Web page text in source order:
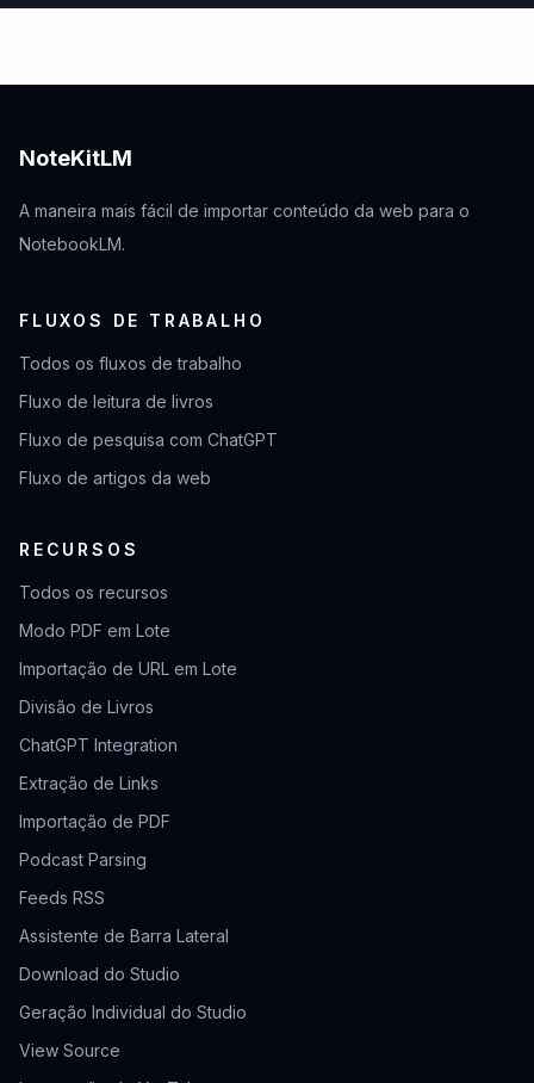
NoteKitLM
A maneira mais fácil de importar conteúdo da web para o
NotebookLM.
FLUXOS DE TRABALHO
Todos os fluxos de trabalho
Fluxo de leitura de livros
Fluxo de pesquisa com ChatGPT
Fluxo de artigos da web
RECURSOS
Todos os recursos
Modo PDF em Lote
Importação de URL em Lote
Divisão de Livros
ChatGPT Integration
Extração de Links
Importação de PDF
Podcast Parsing
Feeds RSS
Assistente de Barra Lateral
Download do Studio
Geração Individual do Studio
View Source